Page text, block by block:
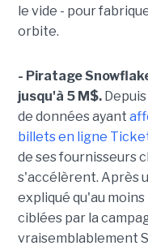
le vide - pour
orbite.
- Piratage
jusqu'à 5 M$.Depuis
de données ayant
billets en ligne
de ses fournisseurs
s'accélèrent. Après
expliqué qu'au
ciblées par la
vraisemblablement